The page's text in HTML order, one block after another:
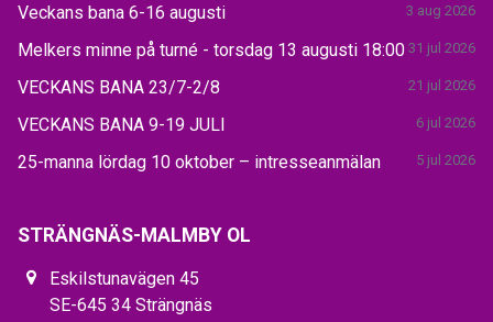
Veckans bana 6-16 augusti 3 aug 2026
Melkers minne på turné - torsdag 13 augusti 18:00 31 jul 2026
VECKANS BANA 23/7-2/8 21 jul 2026
VECKANS BANA 9-19 JULI 6 jul 2026
25-manna lördag 10 oktober – intresseanmälan 5 jul 2026
STRÄNGNÄS-MALMBY OL
Eskilstunavägen 45
SE-645 34 Strängnäs